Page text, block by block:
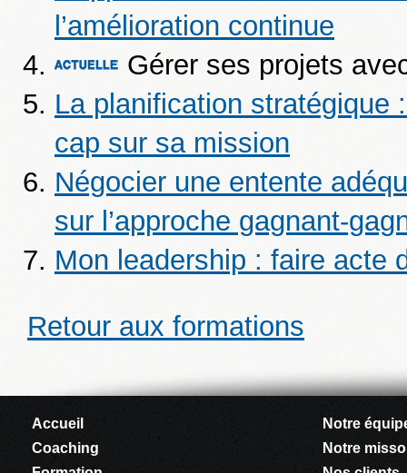
l’amélioration continue
Gérer ses projets
La planification stratégique
cap sur sa mission
Négocier une entente
sur l’approche gagnant-
Mon leadership : faire acte
Retour aux formations
Accueil
Coaching
Notre
Notre